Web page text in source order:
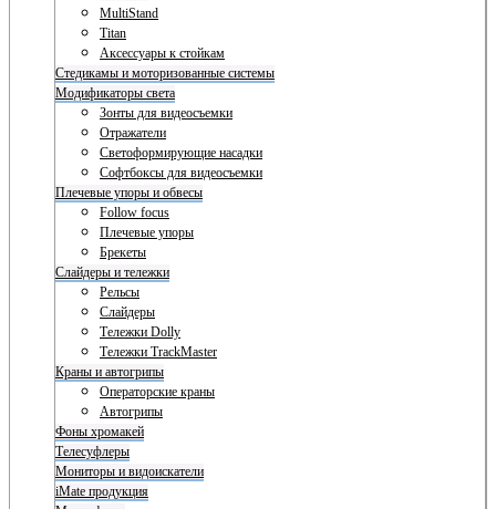
MultiStand
Titan
Аксессуары к стойкам
Стедикамы и моторизованные системы
Модификаторы света
Зонты для видеосъемки
Отражатели
Светоформирующие насадки
Софтбоксы для видеосъемки
Плечевые упоры и обвесы
Follow focus
Плечевые упоры
Брекеты
Слайдеры и тележки
Рельсы
Слайдеры
Тележки Dolly
Тележки TrackMaster
Краны и автогрипы
Операторские краны
Автогрипы
Фоны хромакей
Телесуфлеры
Мониторы и видоискатели
iMate продукция